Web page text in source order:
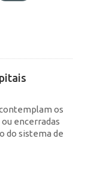
os
encerradas
do sistema de